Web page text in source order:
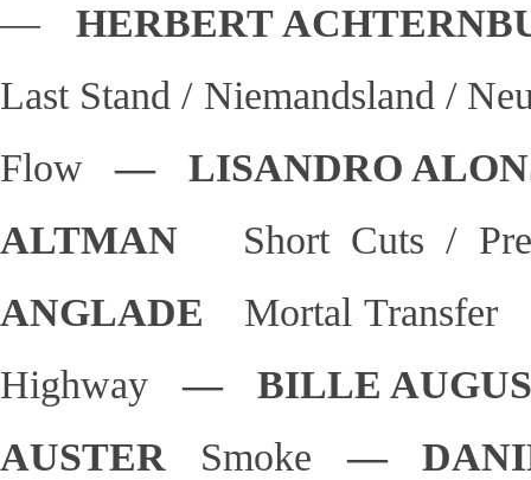
— HERBERT
Last Stand / Niemandsland /
Flow
— LISANDRO
ALTMAN Short Cuts /
ANGLADE Mortal Transfer
Highway
— BILLE
AUSTER Smoke
—